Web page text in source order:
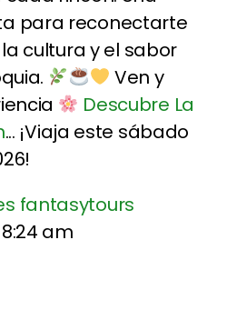
para reconectarte
cultura y el sabor
Ven y
Descubre La
... ¡Viaja este sábado
fantasytours
8:24 am